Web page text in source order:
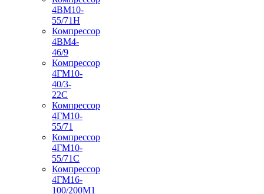
4ВМ10-
55/71Н
Компрессор
4ВМ4-
46/9
Компрессор
4ГМ10-
40/3-
22С
Компрессор
4ГМ10-
55/71
Компрессор
4ГМ10-
55/71С
Компрессор
4ГМ16-
100/200М1